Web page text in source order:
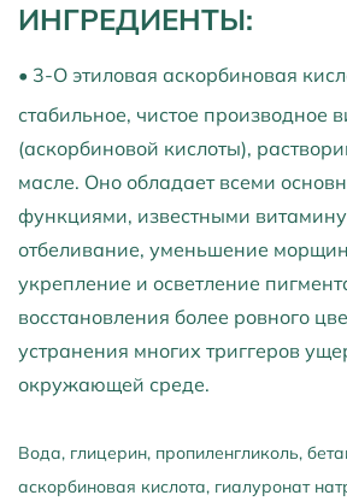
ИНГРЕДИЕНТЫ:
• 3-O этиловая аскорбиновая
стабильное, чистое производное
(аскорбиновой кислоты),
масле. Оно обладает всеми
функциями, известными
отбеливание, уменьшение
укрепление и осветление
восстановления более ровного
устранения многих триггеров
окружающей среде.
Вода, глицерин, пропиленгликоль,
аскорбиновая кислота, гиалуронат